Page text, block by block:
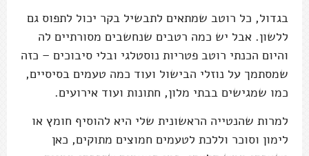
בגדול, כל רוטב שמתאים לתבשיל בקר יכול לתפוס גם
ללשון. אבל יש כמה רטבים שנחשבים מסורתיים לה
והיום הכנתי רוטב פטריות נוסטלגי ובלי סיבוכים – כזה
שמסתמך על נוזלי הבישול ועוד כמה טעמים בסיסיים,
כמו שמגישים בבתי מלון, חתונות ועוד אירועים.
למרות שהנטייה הראשונית שלי היא להוסיף חומץ או
לימון וסוכר וללכת לטעמים חמוצים מתוקים, כאן